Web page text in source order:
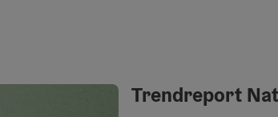
Trendreport